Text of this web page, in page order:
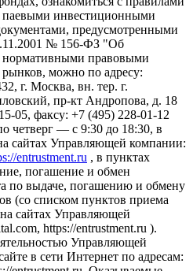
паевыми инвестиционными
предусмотренными
№ 156-ФЗ "Об
правовыми
можно по адресу:
г. Москва, вн. тер. г.
пр-кт Андропова, д. 18
05, факсу: +7 (495) 228-01-12
четверг — c 9:30 до 18:30, в
сайтах Управляющей компании:
entrustment.ru , в пунктах
погашение и обмен
по выдаче, погашению и обмену
(со списком пунктов приема
сайтах Управляющей
https://entrustment.ru ).
Управляющей
в сети Интернет по адресам: